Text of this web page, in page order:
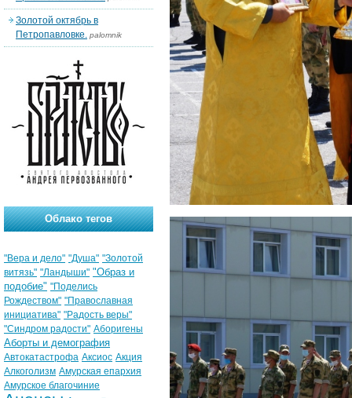
Золотой октябрь в
Петропавловке. palomnik
Облако тегов
"Вера и дело" "Душа" "Золотой
витязь" "Ландыши" "Образ и
подобие" "Поделись
Рождеством" "Православная
инициатива" "Радость веры"
"Синдром радости" Аборигены
Аборты и демография
Автокатастрофа Аксиос Акция
Алкоголизм Амурская епархия
Амурское благочиние